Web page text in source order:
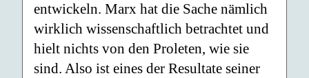
entwickeln. Marx hat die Sache nämlich
wirklich wissenschaftlich betrachtet und
hielt nichts von den Proleten, wie sie
sind. Also ist eines der Resultate seiner